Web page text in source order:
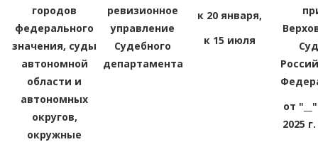
городов
федерального
значения, суды
автономной
области и
автономных
округов,
окружные
ревизионное
управление
Судебного
департамента
к 20 января,
к 15 июля
от "__"
2025 г.